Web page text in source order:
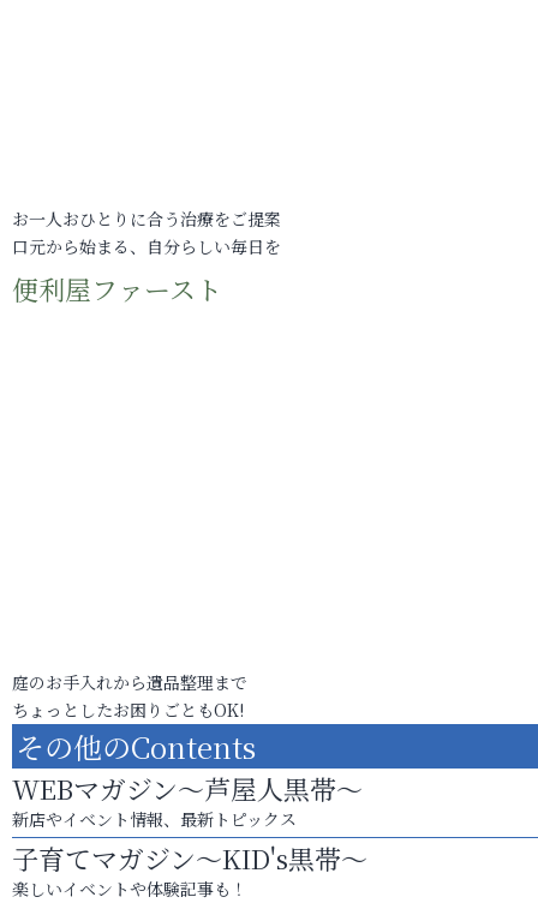
お一人おひとりに合う治療をご提案
口元から始まる、自分らしい毎日を
便利屋ファースト
庭のお手入れから遺品整理まで
ちょっとしたお困りごともOK!
その他のContents
WEBマガジン～芦屋人黒帯～
新店やイベント情報、最新トピックス
子育てマガジン～KID's黒帯～
楽しいイベントや体験記事も！